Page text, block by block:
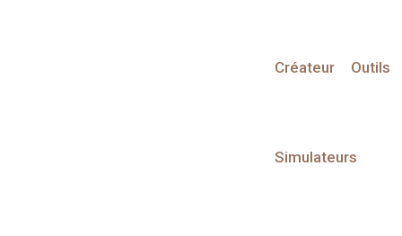
Créateur Outils
Simulateurs